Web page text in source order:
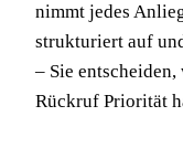
nimmt jedes
strukturiert auf
– Sie entscheiden,
Rückruf Priorität